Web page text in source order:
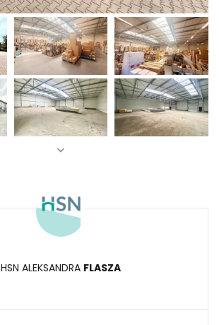
HSN ALEKSANDRA FLASZA